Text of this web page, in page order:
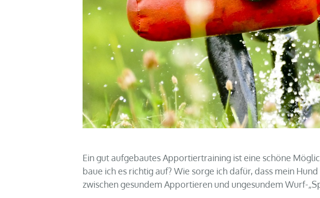
Ein gut aufgebautes Apportiertraining ist eine schöne
baue ich es richtig auf? Wie sorge ich dafür, dass mein
zwischen gesundem Apportieren und ungesundem Wurf-